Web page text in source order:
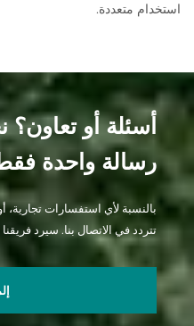
استخدام متعددة.
أسئلة أو
رسالة واحدة
بالنسبة لأي استفسارات
تتردد في الاتصال بنا. سيرد